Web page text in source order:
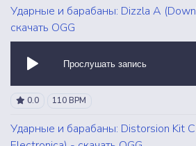
Ударные и барабаны: Dizzla A
скачать OGG
Прослушать запись
0.0 110 BPM
Ударные и барабаны: Distorsion Kit